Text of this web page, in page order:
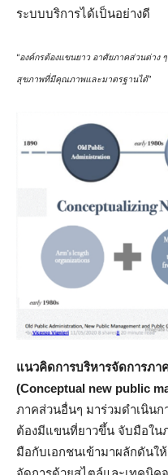
ระบบบริการได้เป็นอย่างดี
“องค์กรต้องแขนยาว อาศัยภาคส่วนต่าง
สุขภาพที่มีคุณภาพและมาตรฐานได้”
แนวคิดการบริหารจัดการภ
(Conceptual new public
ภาคส่วนอื่นๆ มาร่วมดำเนินก
ต้องมีแขนที่ยาวขึ้น จับมือใน
มือกับเอกชนเข้ามาผลักดันใ